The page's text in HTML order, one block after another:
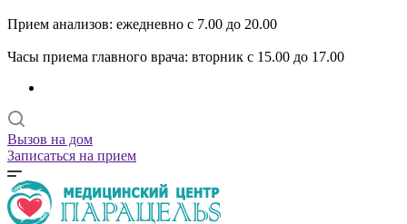
Прием анализов: ежедневно с 7.00 до 20.00
Часы приема главного врача: вторник с 15.00 до 17.00
Вызов на дом
Записаться на прием